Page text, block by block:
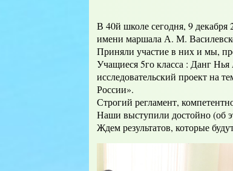
В 40й школе сегодня, 9 декабря
имени маршала А. М.
Приняли участие в них и мы,
Учащиеся 5го класса : Данг
исследовательский проект на
России».
Строгий регламент,
Наши выступили достойно (об
Ждем результатов, которые